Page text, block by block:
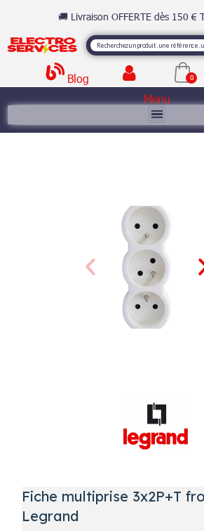
🚚 Livraison OFFERTE dès 150 €
Blog
Menu
Fiche multiprise 3x2P+T
Legrand